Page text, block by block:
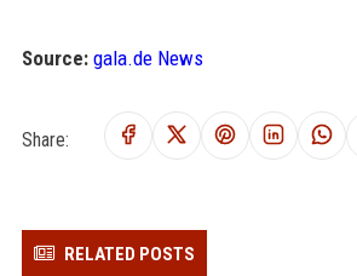
Source: gala.de News
Share:
RELATED POSTS